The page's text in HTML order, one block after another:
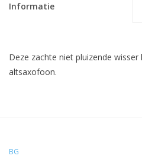
Informatie
Deze zachte niet pluizende
altsaxofoon.
BG